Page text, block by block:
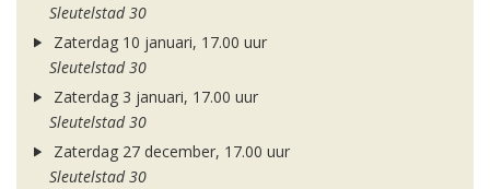
Sleutelstad 30
Zaterdag 10 januari, 17.00 uur
Sleutelstad 30
Zaterdag 3 januari, 17.00 uur
Sleutelstad 30
Zaterdag 27 december, 17.00 uur
Sleutelstad 30